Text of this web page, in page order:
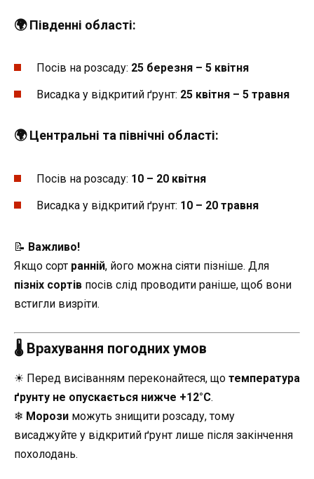
🌍 Південні області:
Посів на розсаду: 25 березня – 5 квітня
Висадка у відкритий ґрунт: 25 квітня – 5 травня
🌍 Центральні та північні області:
Посів на розсаду: 10 – 20 квітня
Висадка у відкритий ґрунт: 10 – 20 травня
📝 Важливо!
Якщо сорт ранній, його можна сіяти пізніше. Для
пізніх сортів посів слід проводити раніше, щоб вони
встигли визріти.
🌡 Врахування погодних умов
☀ Перед висіванням переконайтеся, що температура
ґрунту не опускається нижче +12°C.
❄ Морози можуть знищити розсаду, тому
висаджуйте у відкритий ґрунт лише після закінчення
похолодань.